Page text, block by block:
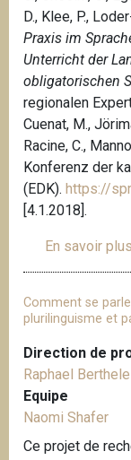
D., Klee, P.,
Praxis im
Unterricht der
obligatorischen
regionalen
Cuenat, M.,
Racine, C.,
Konferenz der
(EDK). https://
[4.1.2018].
En savoir plus
Comment se
plurilinguisme et
Direction de
Raphael Berthele
Equipe
Naomi Shafer
Ce projet de